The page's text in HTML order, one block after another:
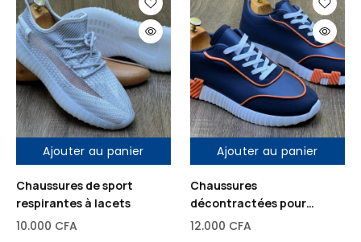
Ajouter au panier
Chaussures de sport
respirantes à lacets
10.000 CFA
Ajouter au panier
Chaussures
décontractées pour
hommes
12.000 CFA